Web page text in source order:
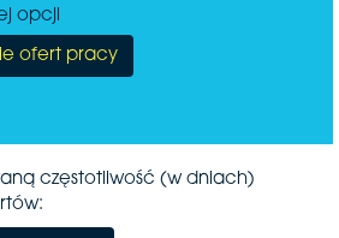
opcji
częstotliwość (w dniach)